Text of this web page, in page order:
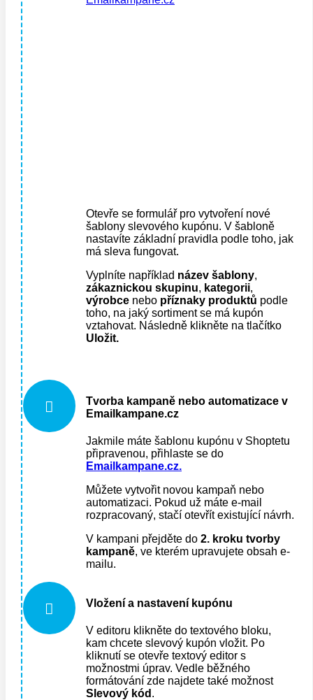
Otevře se formulář pro vytvoření nové
šablony slevového kupónu. V šabloně
nastavíte základní pravidla podle toho, jak
má sleva fungovat.
Vyplníte například název šablony,
zákaznickou skupinu, kategorii,
výrobce nebo příznaky produktů podle
toho, na jaký sortiment se má kupón
vztahovat. Následně klikněte na tlačítko
Uložit.

Tvorba kampaně nebo automatizace v
Emailkampane.cz
Jakmile máte šablonu kupónu v Shoptetu
připravenou, přihlaste se do
Emailkampane.cz.
Můžete vytvořit novou kampaň nebo
automatizaci. Pokud už máte e-mail
rozpracovaný, stačí otevřít existující návrh.
V kampani přejděte do 2. kroku tvorby
kampaně, ve kterém upravujete obsah e-
mailu.
 Vložení a nastavení kupónu
V editoru klikněte do textového bloku,
kam chcete slevový kupón vložit. Po
kliknutí se otevře textový editor s
možnostmi úprav. Vedle běžného
formátování zde najdete také možnost
Slevový kód .